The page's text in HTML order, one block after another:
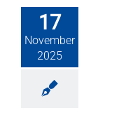
17
November
2025